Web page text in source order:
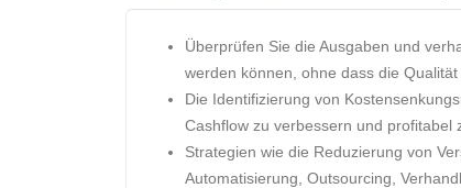
Überprüfen Sie die Ausgaben und
werden können, ohne dass die
Die Identifizierung von
Cashflow zu verbessern und profitabel
Strategien wie die Reduzierung von
Automatisierung, Outsourcing,